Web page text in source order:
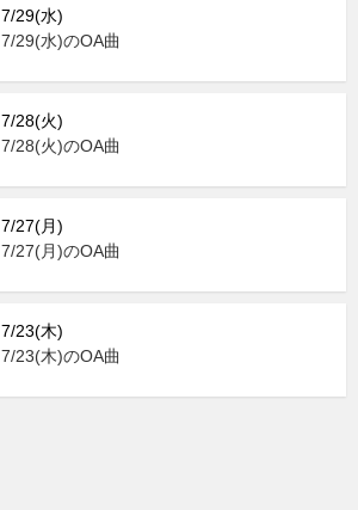
7/29(水)
7/29(水)のOA曲
7/28(火)
7/28(火)のOA曲
7/27(月)
7/27(月)のOA曲
7/23(木)
7/23(木)のOA曲